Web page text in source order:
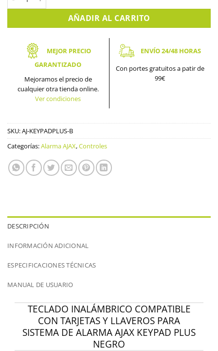
AÑADIR AL CARRITO
MEJOR PRECIO
GARANTIZADO
Mejoramos el precio de
cualquier otra tienda online.
Ver condiciones
ENVÍO 24/48 HORAS
Con portes gratuitos a patir de
99€
SKU:AJ-KEYPADPLUS-B
Categorías:Alarma AJAX,Controles
DESCRIPCIÓN
INFORMACIÓN ADICIONAL
ESPECIFICACIONES TÉCNICAS
MANUAL DE USUARIO
TECLADO INALÁMBRICO COMPATIBLE
CON TARJETAS Y LLAVEROS PARA
SISTEMA DE ALARMA AJAX KEYPAD PLUS
NEGRO